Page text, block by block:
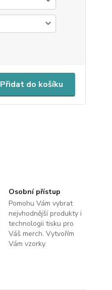
Přidat do košíku
Osobní přístup
Pomohu Vám vybrat
nejvhodnější produkty i
technologii tisku pro
Váš merch. Vytvořím
Vám vzorky.